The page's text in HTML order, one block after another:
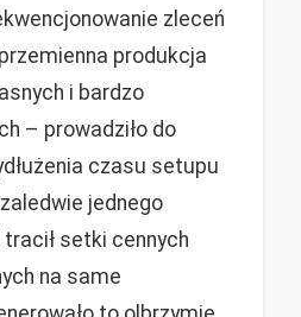
zleceń
produkcja
i bardzo
– prowadziło do
czasu setupu
jednego
setki cennych
na same